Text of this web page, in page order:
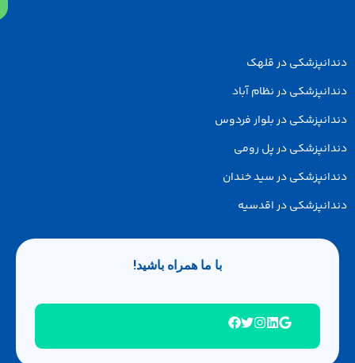
در قلهک
در نظام آباد
در بلوار فردوس
در پل رومی
در سید خندان
در اقدسیه
با ما همراه باشید!